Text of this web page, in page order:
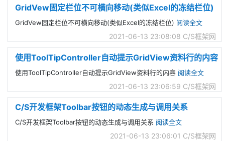
GridVew固定栏位不可横向移动(类似Excel的冻结栏位)
GridVew固定栏位不可横向移动(类似Excel的冻结栏位) 阅读全文
2021-06-13 23:08:08 C/S框架网
使用ToolTipController自动提示GridView资料行的内容
使用ToolTipController自动提示GridView资料行的内容 阅读全文
2021-06-13 23:06:59 C/S框架网
C/S开发框架Toolbar按钮的动态生成与调用关系
C/S开发框架Toolbar按钮的动态生成与调用关系 阅读全文
2021-06-13 23:06:01 C/S框架网